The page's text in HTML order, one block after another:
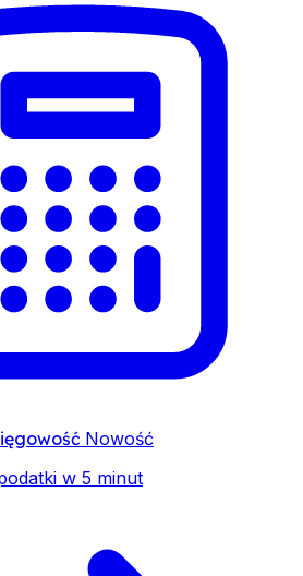
Nowość
w 5 minut